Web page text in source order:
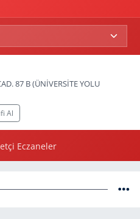
87 B (ÜNİVERSİTE YOLU
Al
Eczaneler